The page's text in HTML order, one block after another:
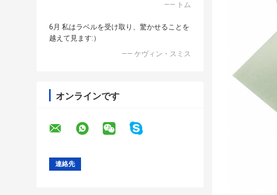
—— トム
6月 私はラベルを受け取り、驚かせることを
越えて見ます:）
—— ケヴィン・スミス
オンラインです